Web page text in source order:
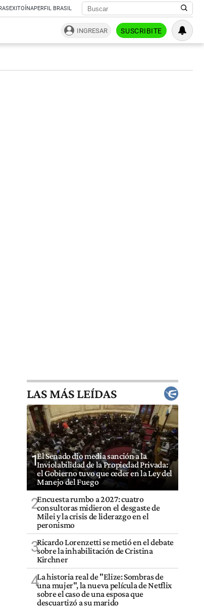
EXITOÍNAPERFIL BRASIL
INGRESAR SUSCRIBITE
LAS MÁS LEÍDAS
1El Senado dio media sanción a la
Inviolabilidad de la Propiedad Privada:
el Gobierno tuvo que ceder en la Ley del
Manejo del Fuego
2Encuesta rumbo a 2027: cuatro
consultoras midieron el desgaste de
Milei y la crisis de liderazgo en el
peronismo
3Ricardo Lorenzetti se metió en el debate
sobre la inhabilitación de Cristina
Kirchner
4La historia real de "Elize: Sombras de
una mujer", la nueva película de Netflix
sobre el caso de una esposa que
descuartizó a su marido